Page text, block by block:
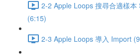
2-2 Apple Loops 搜尋合適樣
(6:15)
2-3 Apple Loops 導入 Import